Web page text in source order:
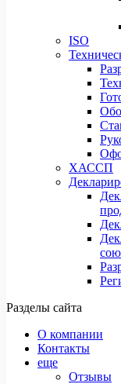
ISO
ХАССП
Разделы сайта
О компании
Контакты
еще
Отзывы